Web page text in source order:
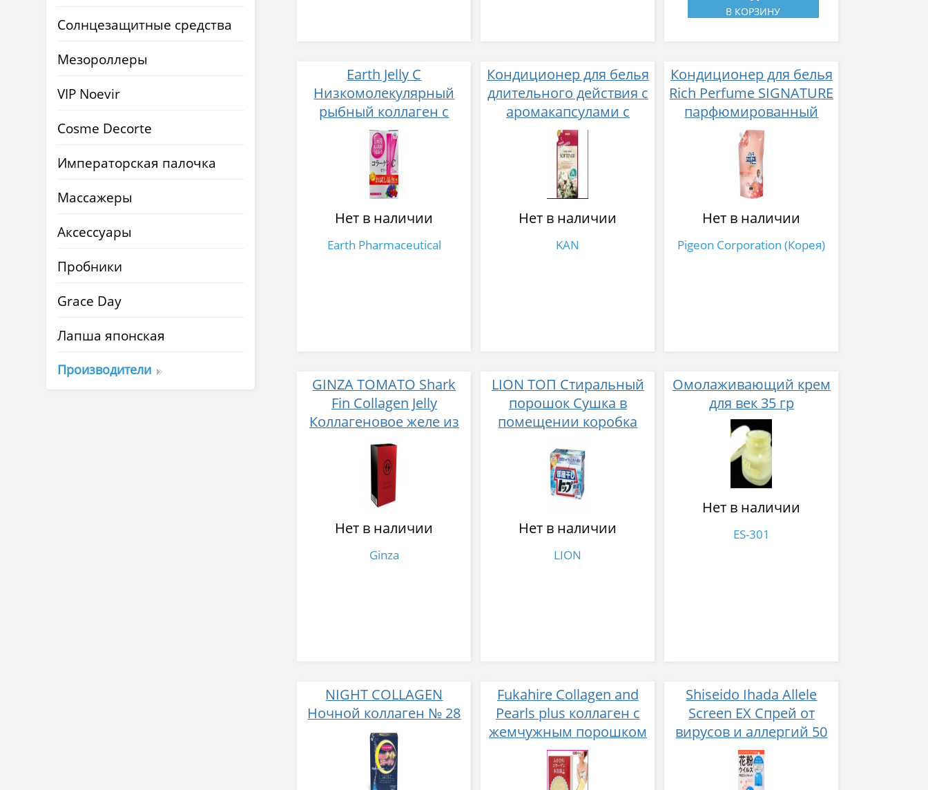
Солнцезащитные средства
Мезороллеры
VIP Noevir
Cosme Decorte
Императорская палочка
Массажеры
Аксессуары
Пробники
Grace Day
Лапша японская
Производители
В КОРЗИНУ
Earth Jelly C
Низкомолекулярный
рыбный коллаген с
витамином С и 5
активных компонентов
с ягодным вкусом 8 гр
31 стик
Нет в наличии
Earth Pharmaceutical
Кондиционер для белья
длительного действия с
аромакапсулами с
экзотическим ароматом
500 мл
Нет в наличии
KAN
Кондиционер для белья
Rich Perfume SIGNATURE
парфюмированный
супер-концентрат с
ароматом Фиеста 1,6 л
Нет в наличии
Pigeon Corporation (Корея)
GINZA TOMATO Shark
Fin Collagen Jelly
Коллагеновое желе из
плавников голубой
акулы со вкусом манго
№ 14
Нет в наличии
Ginza
LION ТОП Стиральный
порошок Сушка в
помещении коробка
Нет в наличии
LION
Омолаживающий крем
для век 35 гр
Нет в наличии
ES-301
NIGHT COLLAGEN
Ночной коллаген № 28
Fukahire Collagen and
Pearls plus коллаген с
жемчужным порошком
№ 30
Shiseido Ihada Allele
Screen EX Спрей от
вирусов и аллергий 50
гр